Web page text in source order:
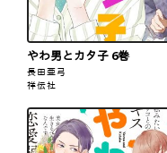
やわ男とカタ子 6巻
長田亜弓
祥伝社